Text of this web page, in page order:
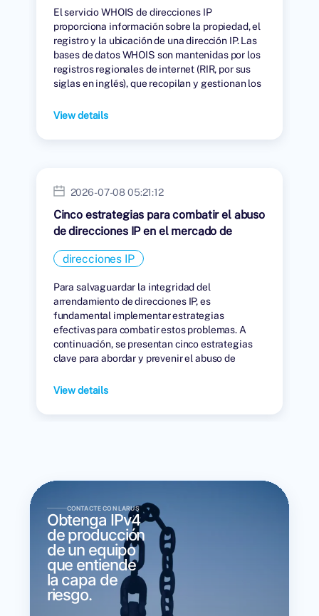
El servicio WHOIS de direcciones IP
proporciona información sobre la propiedad, el
registro y la ubicación de una dirección IP. Las
bases de datos WHOIS son mantenidas por los
registros regionales de internet (RIR, por sus
siglas en inglés), que recopilan y gestionan los
que se les han asignado direcciones IP.
View details
2026-07-08 05:21:12
Cinco estrategias para combatir el abuso
de direcciones IP en el mercado de
arrendamiento.
direcciones IP
Para salvaguardar la integridad del
arrendamiento de direcciones IP, es
fundamental implementar estrategias
efectivas para combatir estos problemas. A
continuación, se presentan cinco estrategias
clave para abordar y prevenir el abuso de
View details
CONTACTE CON LARUS
Obtenga IPv4
de producción
de un equipo
que entiende
la capa de
riesgo.